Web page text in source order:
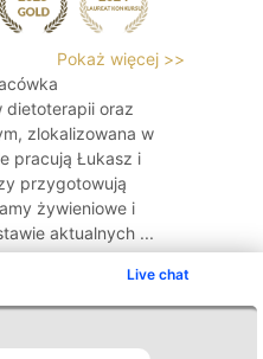
Live chat
Pokaż więcej >>
dietoterapii oraz
zlokalizowana w
pracują Łukasz i
przygotowują
żywieniowe i
aktualnych ...